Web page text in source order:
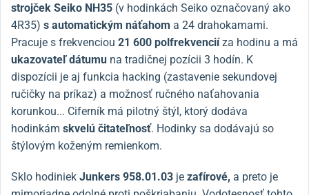
strojček Seiko NH35 (v hodinkách Seiko označovaný ako
4R35) s automatickým náťahom a 24 drahokamami.
Pracuje s frekvenciou 21 600 polfrekvenciíza hodinu a má
ukazovateľ dátumu na tradičnej pozícii 3 hodín. K
dispozícii je aj funkcia hacking (zastavenie sekundovej
ručičky na príkaz) a možnosť ručného naťahovania
korunkou... Ciferník má pilotný štýl, ktorý dodáva
hodinkám skvelú čitateľnosť. Hodinky sa dodávajú so
štýlovým koženým remienkom.
Sklo hodiniek Junkers 958.01.03 je zafírové, a preto je